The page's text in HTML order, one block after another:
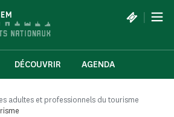
|
DÉCOUVRIR AGENDA
adultes et professionnels du tourisme